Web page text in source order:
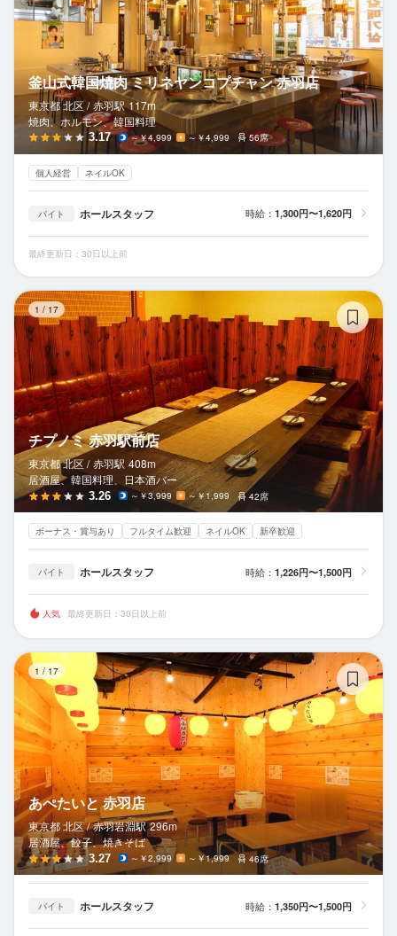
釜山式韓国焼肉 ミリネヤンコプチャン 赤羽店
東京都 北区 / 赤羽駅 117m
焼肉、ホルモン、韓国料理
3.17 ～￥4,999 ～￥4,999 56席
個人経営 ネイルOK
バイト ホールスタッフ 時給： 1,300円〜1,620円
最終更新日：30日以上前
1 / 17
チプノミ 赤羽駅前店
東京都 北区 / 赤羽駅 408m
居酒屋、韓国料理、日本酒バー
3.26 ～￥3,999 ～￥1,999 42席
ボーナス・賞与あり フルタイム歓迎 ネイルOK 新卒歓迎
バイト ホールスタッフ 時給： 1,226円〜1,500円
人気 最終更新日：30日以上前
1 / 17
あぺたいと 赤羽店
東京都 北区 / 赤羽岩淵駅 296m
居酒屋、餃子、焼きそば
3.27 ～￥2,999 ～￥1,999 46席
バイト ホールスタッフ 時給： 1,350円〜1,500円